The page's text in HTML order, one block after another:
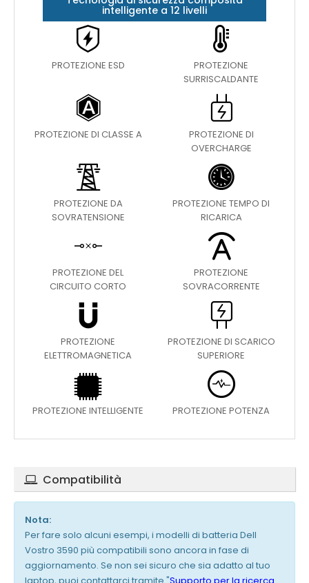
intelligente a 12 livelli
PROTEZIONE ESD
PROTEZIONE
SURRISCALDANTE
PROTEZIONE DI CLASSE A
PROTEZIONE DI
OVERCHARGE
PROTEZIONE DA
SOVRATENSIONE
PROTEZIONE TEMPO DI
RICARICA
PROTEZIONE DEL
CIRCUITO CORTO
PROTEZIONE
SOVRACORRENTE
PROTEZIONE
ELETTROMAGNETICA
PROTEZIONE DI SCARICO
SUPERIORE
PROTEZIONE INTELLIGENTE PROTEZIONE POTENZA
Compatibilità
Nota:
Per fare solo alcuni esempi, i modelli di batteria Dell
Vostro 3590 più compatibili sono ancora in fase di
aggiornamento. Se non sei sicuro che sia adatto al tuo